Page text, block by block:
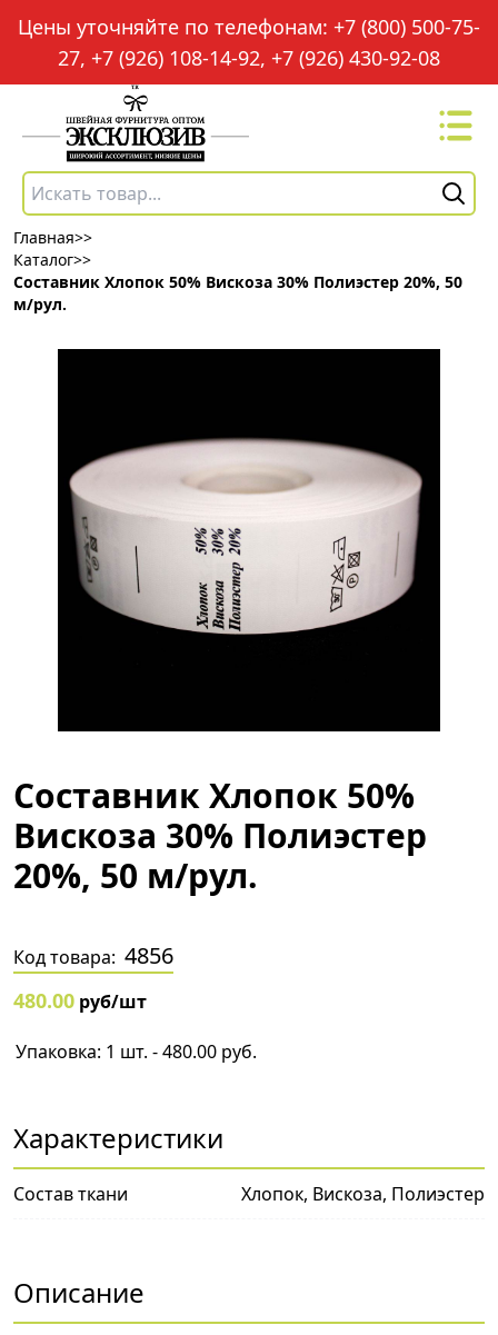
Цены уточняйте по телефонам: +7 (800) 500-75-
27, +7 (926) 108-14-92, +7 (926) 430-92-08
Главная>>
Каталог>>
Составник Хлопок 50% Вискоза 30% Полиэстер 20%, 50
м/рул.
Составник Хлопок 50%
Вискоза 30% Полиэстер
20%, 50 м/рул.
Код товара: 4856
480.00 руб/шт
Упаковка: 1 шт. - 480.00 руб.
Характеристики
Состав ткани Хлопок, Вискоза, Полиэстер
Описание